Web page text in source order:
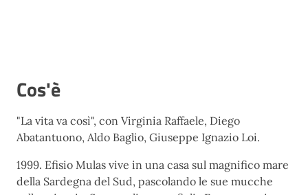
Cos'è
"La vita va così", con Virginia Raffaele, Diego
Abatantuono, Aldo Baglio, Giuseppe Ignazio Loi.
1999. Efisio Mulas vive in una casa sul magnifico mare
della Sardegna del Sud, pascolando le sue mucche